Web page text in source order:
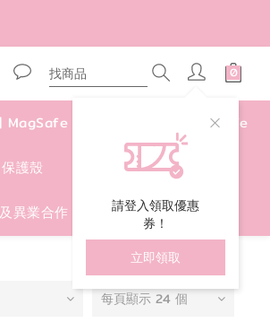
請登入領取優惠
券！
立即領取
MagSafe 四角好掛殼 | MagSafe
護殼 包包/手提袋/卡套
異業合作
每頁顯示 24 個